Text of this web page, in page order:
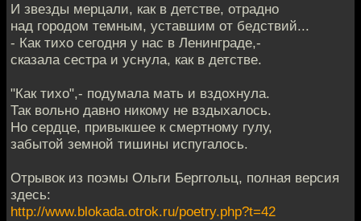
И звезды мерцали, как в детстве, отрадно
над городом темным, уставшим от бедствий...
- Как тихо сегодня у нас в Ленинграде,-
сказала сестра и уснула, как в детстве.
"Как тихо",- подумала мать и вздохнула.
Так вольно давно никому не вздыхалось.
Но сердце, привыкшее к смертному гулу,
забытой земной тишины испугалось.
Отрывок из поэмы Ольги Берггольц, полная версия
здесь:
http://www.blokada.otrok.ru/poetry.php?t=42